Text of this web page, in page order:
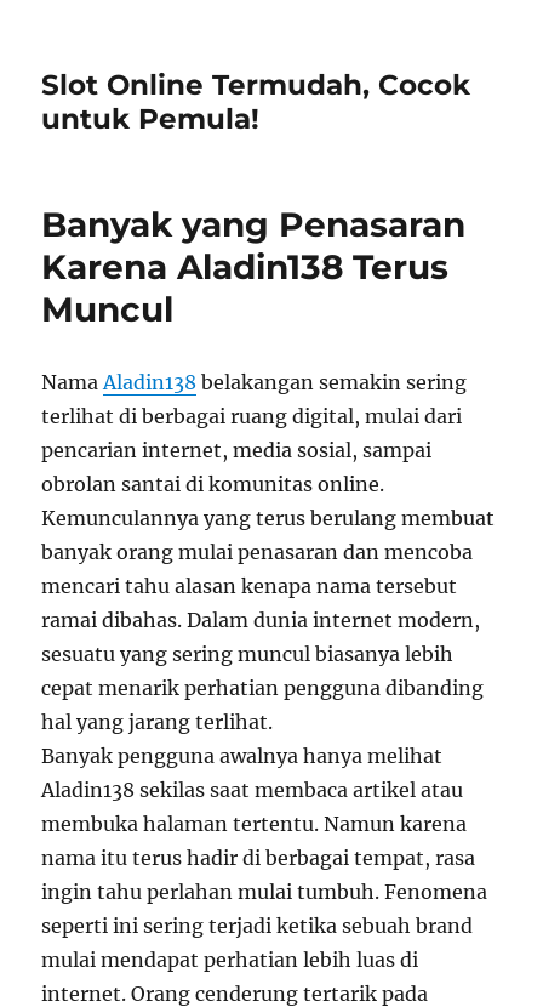
Slot Online Termudah, Cocok
untuk Pemula!
Banyak yang Penasaran
Karena Aladin138 Terus
Muncul
NamaAladin138 belakangan semakin sering
terlihat di berbagai ruang digital, mulai dari
pencarian internet, media sosial, sampai
obrolan santai di komunitas online.
Kemunculannya yang terus berulang membuat
banyak orang mulai penasaran dan mencoba
mencari tahu alasan kenapa nama tersebut
ramai dibahas. Dalam dunia internet modern,
sesuatu yang sering muncul biasanya lebih
cepat menarik perhatian pengguna dibanding
hal yang jarang terlihat.
Banyak pengguna awalnya hanya melihat
Aladin138 sekilas saat membaca artikel atau
membuka halaman tertentu. Namun karena
nama itu terus hadir di berbagai tempat, rasa
ingin tahu perlahan mulai tumbuh. Fenomena
seperti ini sering terjadi ketika sebuah brand
mulai mendapat perhatian lebih luas di
internet. Orang cenderung tertarik pada